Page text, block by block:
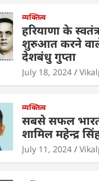
e
b
o
o
k
er e
dI
n
l
व्यक्तित्व
हरियाणा के
शुरुआत करने
देशबंधु गुप्ता
July 18, 2024
व्यक्तित्व
सबसे सफल
शामिल महेन्द्र
July 11, 2024